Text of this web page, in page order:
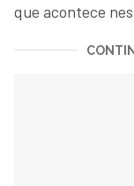
que acontece